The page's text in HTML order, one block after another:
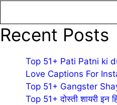
Recent Posts
Top 51+ Pati Patni ki
Love Captions For
Top 51+ Gangster
Top 51+ दोस्ती शायरी इन